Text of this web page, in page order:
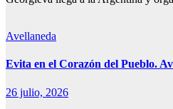
Avellaneda
Evita en el Corazón del Pueblo.
26 julio, 2026